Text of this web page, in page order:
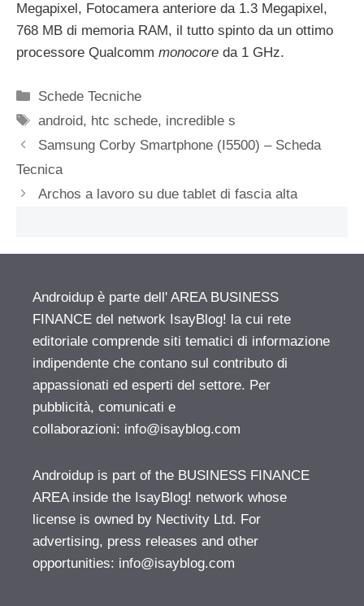
Megapixel, Fotocamera anteriore da 1.3 Megapixel,
768 MB di memoria RAM, il tutto spinto da un ottimo
processore Qualcomm monocore da 1 GHz.
Categorie
Schede Tecniche
Tag
android, htc schede, incredible s
Samsung Corby Smartphone (I5500) – Scheda
Tecnica
Archos a lavoro su due tablet di fascia alta
Androidup è parte dell' AREA BUSINESS
FINANCE del network IsayBlog! la cui rete
editoriale comprende siti tematici di informazione
indipendente che contano sul contributo di
appassionati ed esperti del settore. Per
pubblicità, comunicati e
collaborazioni: info@isayblog.com
Androidup is part of the BUSINESS FINANCE
AREA inside the IsayBlog! network whose
license is owned by Nectivity Ltd. For
advertising, press releases and other
opportunities: info@isayblog.com